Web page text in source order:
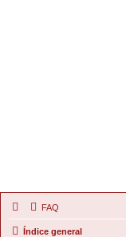
FAQ
Índice general